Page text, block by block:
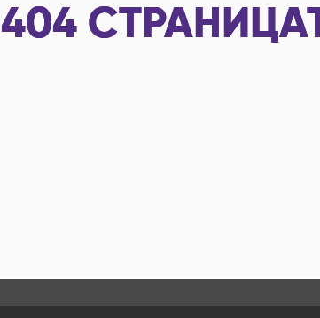
404